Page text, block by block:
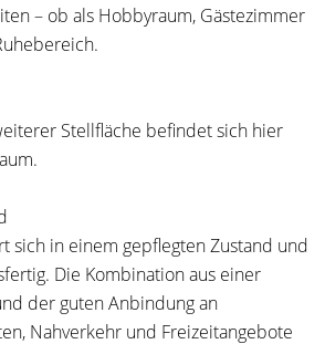
– ob als Hobbyraum, Gästezimmer
Stellfläche befindet sich hier
sich in einem gepflegten Zustand und
Die Kombination aus einer
der guten Anbindung an
Nahverkehr und Freizeitangebote